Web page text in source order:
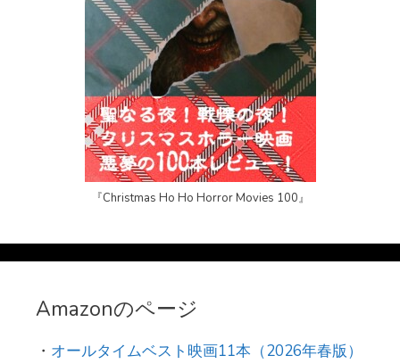
『Christmas Ho Ho Horror Movies 100』
Amazonのページ
・ オールタイムベスト映画11本（2026年春版）